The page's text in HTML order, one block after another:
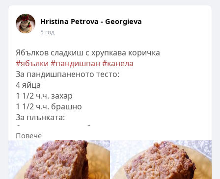
Hristina Petrova - Georgieva
5 год
Ябълков сладкиш с хрупкава коричка
#ябълки #пандишпан #канела
За пандишпаненото тесто:
4 яйца
1 1/2 ч.ч. захар
1 1/2 ч.ч. брашно
За плънката:
6 средно големи ябълки
100 г смлени орехи
100 г захар
1 ч.л. канела
1 пак. бакпулвер
Повече